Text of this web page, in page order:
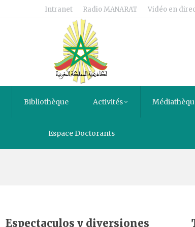
Intranet Radio MANARAT Vidéo en
Bibliothèque Activités
Espace Doctorants
Espectaculos y diversiones